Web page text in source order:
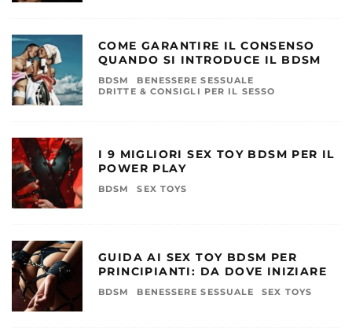
COME GARANTIRE IL CONSENSO
QUANDO SI INTRODUCE IL BDSM
BDSM
BENESSERE SESSUALE
DRITTE & CONSIGLI PER IL SESSO
I 9 MIGLIORI SEX TOY BDSM PER IL
POWER PLAY
BDSM SEX TOYS
GUIDA AI SEX TOY BDSM PER
PRINCIPIANTI: DA DOVE INIZIARE
BDSM BENESSERE SESSUALE SEX TOYS